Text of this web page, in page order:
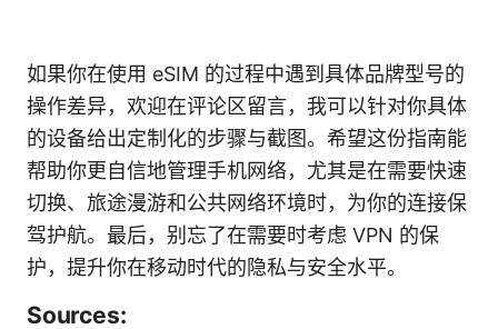
如果你在使用 eSIM 的过程中遇到具体品牌型号的
操作差异，欢迎在评论区留言，我可以针对你具体
的设备给出定制化的步骤与截图。希望这份指南能
帮助你更自信地管理手机网络，尤其是在需要快速
切换、旅途漫游和公共网络环境时，为你的连接保
驾护航。最后，别忘了在需要时考虑 VPN 的保
护，提升你在移动时代的隐私与安全水平。
Sources: